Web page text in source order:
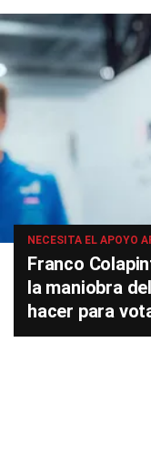
NECESITA EL APOYO
Franco
la maniobra
hacer para